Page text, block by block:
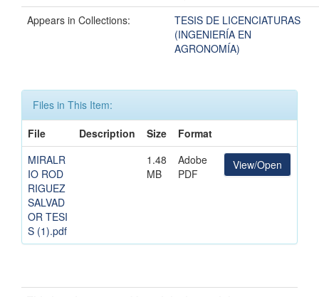
Appears in Collections:
TESIS DE LICENCIATURAS
(INGENIERÍA EN
AGRONOMÍA)
Files in This Item:
File
Description Size
Format
MIRALR
IO ROD
RIGUEZ
SALVAD
OR TESI
S (1).pdf
1.48
MB
Adobe
PDF
View/Open